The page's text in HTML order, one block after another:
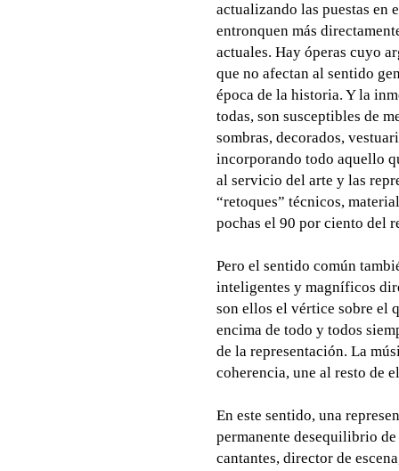
actualizando las puestas en
entronquen más
actuales. Hay óperas cuyo
que no afectan al sentido
época de la historia. Y la
todas, son susceptibles de
sombras, decorados,
incorporando todo aquello
al servicio del arte y las
“retoques” técnicos,
pochas el 90 por ciento del
Pero el sentido común
inteligentes y magníficos
son ellos el vértice sobre el
encima de todo y todos
de la representación. La
coherencia, une al resto de
En este sentido, una
permanente desequilibrio
cantantes, director de